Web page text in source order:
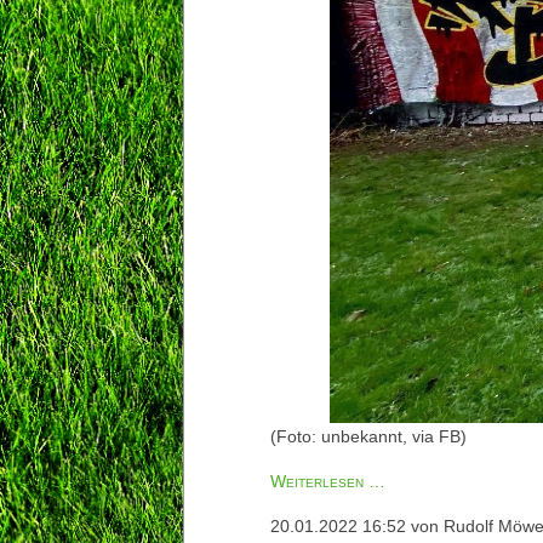
(Foto: unbekannt, via FB)
Weiterlesen …
-
20.01.2022 16:52 von Rudolf